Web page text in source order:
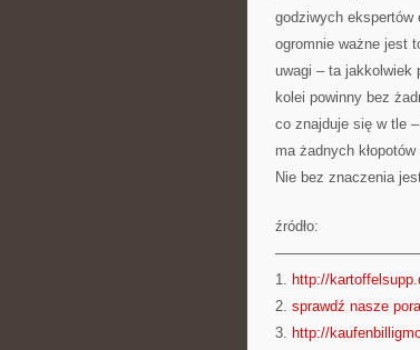
godziwych ekspertów
ogromnie ważne jest
uwagi – ta jakkolwiek
kolei powinny bez
co znajduje się w tle
ma żadnych
Nie bez znaczenia
źródło:
1. http://
2. sprawdź nasze
3. http://